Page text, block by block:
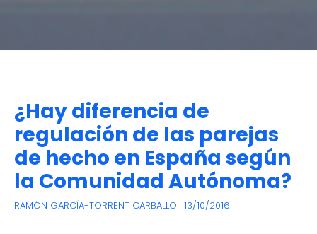
¿Hay diferencia de
regulación de las parejas
de hecho en España según
la Comunidad Autónoma?
RAMÓN GARCÍA-TORRENT CARBALLO 13/10/2016